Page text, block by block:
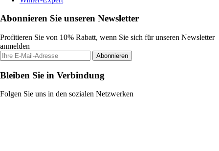
Abonnieren Sie unseren Newsletter
Profitieren Sie von 10% Rabatt, wenn Sie sich für unseren Newsletter
anmelden
Abonnieren
Bleiben Sie in Verbindung
Folgen Sie uns in den sozialen Netzwerken